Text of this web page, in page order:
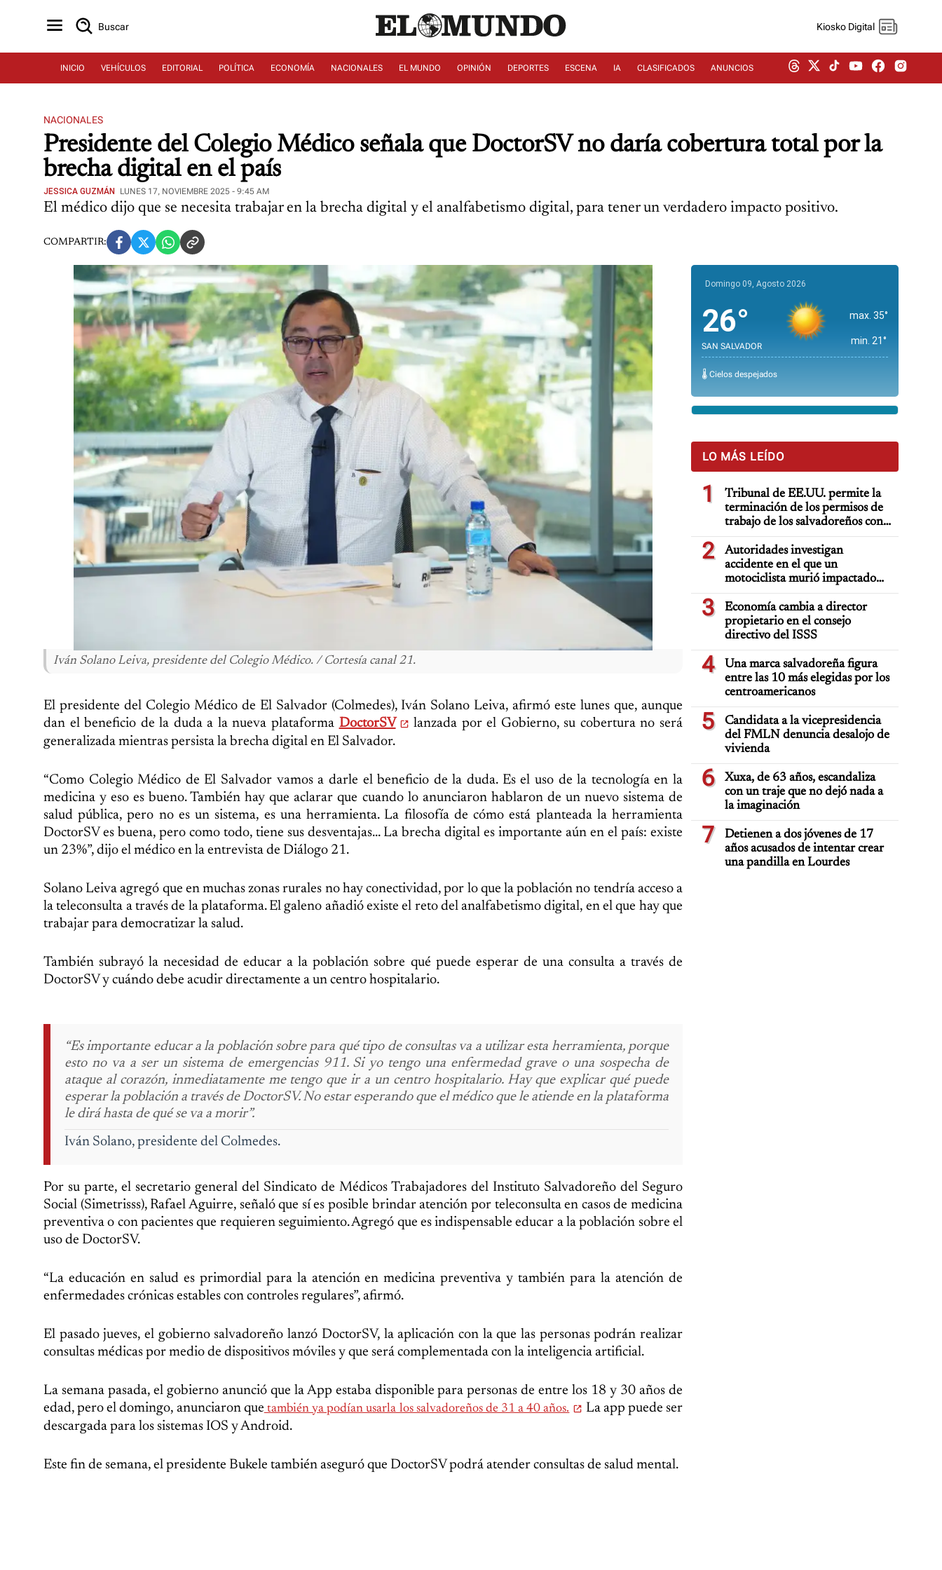
Buscar Kiosko Digital
INICIO VEHÍCULOS EDITORIAL POLÍTICA ECONOMÍA NACIONALES EL MUNDO OPINIÓN DEPORTES ESCENA IA CLASIFICADOS ANUNCIOS
NACIONALES
Presidente del Colegio Médico señala que DoctorSV no daría cobertura total por la
brecha digital en el país
JESSICA GUZMÁN LUNES 17, NOVIEMBRE 2025 - 9:45 AM
El médico dijo que se necesita trabajar en la brecha digital y el analfabetismo digital, para tener un verdadero impacto positivo.
COMPARTIR:
Iván Solano Leiva, presidente del Colegio Médico. / Cortesía canal 21.
El presidente del Colegio Médico de El Salvador (Colmedes), Iván Solano Leiva, afirmó este lunes que, aunque
dan el beneficio de la duda a la nueva plataforma DoctorSV
lanzada por el Gobierno, su cobertura no será
generalizada mientras persista la brecha digital en El Salvador.
“Como Colegio Médico de El Salvador vamos a darle el beneficio de la duda. Es el uso de la tecnología en la
medicina y eso es bueno. También hay que aclarar que cuando lo anunciaron hablaron de un nuevo sistema de
salud pública, pero no es un sistema, es una herramienta. La filosofía de cómo está planteada la herramienta
DoctorSV es buena, pero como todo, tiene sus desventajas… La brecha digital es importante aún en el país: existe
un 23%”, dijo el médico en la entrevista de Diálogo 21.
Solano Leiva agregó que en muchas zonas rurales no hay conectividad, por lo que la población no tendría acceso a
la teleconsulta a través de la plataforma. El galeno añadió existe el reto del analfabetismo digital, en el que hay que
trabajar para democratizar la salud.
También subrayó la necesidad de educar a la población sobre qué puede esperar de una consulta a través de
DoctorSV y cuándo debe acudir directamente a un centro hospitalario.
“Es importante educar a la población sobre para qué tipo de consultas va a utilizar esta herramienta, porque
esto no va a ser un sistema de emergencias 911. Si yo tengo una enfermedad grave o una sospecha de
ataque al corazón, inmediatamente me tengo que ir a un centro hospitalario. Hay que explicar qué puede
esperar la población a través de DoctorSV. No estar esperando que el médico que le atiende en la plataforma
le dirá hasta de qué se va a morir”.
Iván Solano, presidente del Colmedes.
Por su parte, el secretario general del Sindicato de Médicos Trabajadores del Instituto Salvadoreño del Seguro
Social (Simetrisss), Rafael Aguirre, señaló que sí es posible brindar atención por teleconsulta en casos de medicina
preventiva o con pacientes que requieren seguimiento. Agregó que es indispensable educar a la población sobre el
uso de DoctorSV.
“La educación en salud es primordial para la atención en medicina preventiva y también para la atención de
enfermedades crónicas estables con controles regulares”, afirmó.
El pasado jueves, el gobierno salvadoreño lanzó DoctorSV, la aplicación con la que las personas podrán realizar
consultas médicas por medio de dispositivos móviles y que será complementada con la inteligencia artificial.
La semana pasada, el gobierno anunció que la App estaba disponible para personas de entre los 18 y 30 años de
edad, pero el domingo, anunciaron que también ya podían usarla los salvadoreños de 31 a 40 años.
La app puede ser
descargada para los sistemas IOS y Android.
Este fin de semana, el presidente Bukele también aseguró que DoctorSV podrá atender consultas de salud mental.
Domingo 09, Agosto 2026
26°
SAN SALVADOR
max. 35°
min. 21°
🌡️ Cielos despejados
LO MÁS LEÍDO
1
Tribunal de EE.UU. permite la
terminación de los permisos de
trabajo de los salvadoreños con
TPS
2
Autoridades investigan
accidente en el que un
motociclista murió impactado
por auto deportivo de lujo
3
Economía cambia a director
propietario en el consejo
directivo del ISSS
4
Una marca salvadoreña figura
entre las 10 más elegidas por los
centroamericanos
5
Candidata a la vicepresidencia
del FMLN denuncia desalojo de
vivienda
6
Xuxa, de 63 años, escandaliza
con un traje que no dejó nada a
la imaginación
7
Detienen a dos jóvenes de 17
años acusados de intentar crear
una pandilla en Lourdes